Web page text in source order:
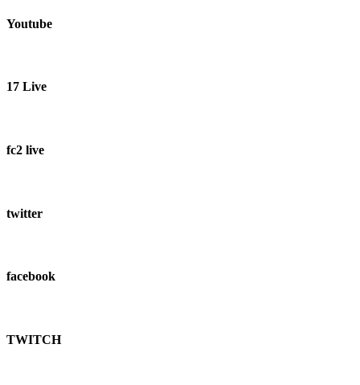
Youtube
17 Live
fc2 live
twitter
facebook
TWITCH​